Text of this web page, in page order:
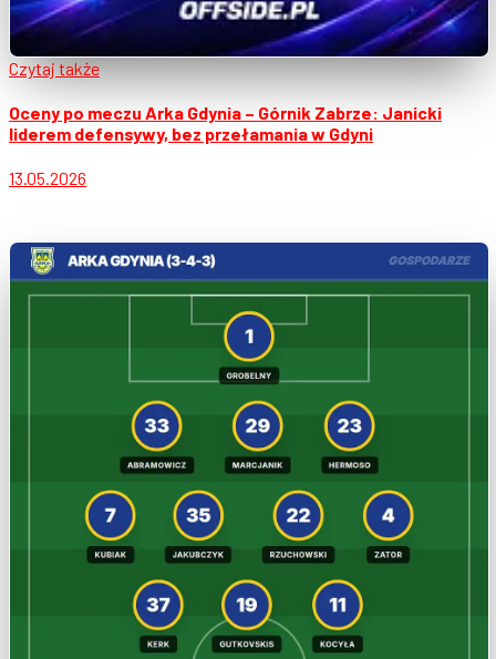
Czytaj także
Oceny po meczu Arka Gdynia – Górnik Zabrze: Janicki
liderem defensywy, bez przełamania w Gdyni
13.05.2026